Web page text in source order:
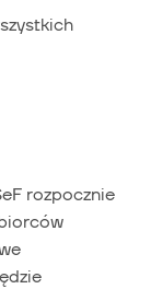
rozpocznie